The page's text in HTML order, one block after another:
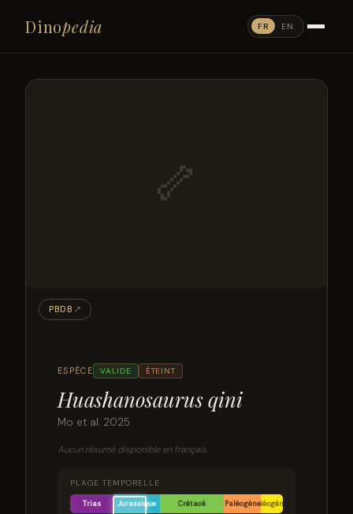
Dinopedia FR EN
ESPÈCE VALIDE ÉTEINT
Huashanosaurus qini
Mo et al. 2025
Aucun résumé disponible en français.
PLAGE TEMPORELLE
Trias Jurassique Crétacé PaléogèneNéogène
🦴
PBDB ↗